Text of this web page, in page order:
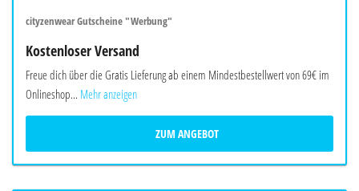
cityzenwear Gutscheine "Werbung"
Kostenloser Versand
Freue dich über die Gratis Lieferung ab einem Mindestbestellwert von 69€ im
Onlineshop... Mehr anzeigen
ZUM ANGEBOT